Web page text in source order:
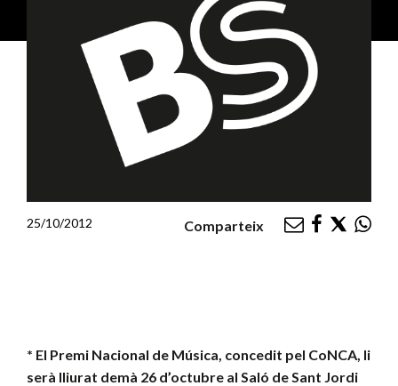
25/10/2012 Comparteix
* El Premi Nacional de Música, concedit pel CoNCA, li
serà lliurat demà 26 d’octubre al Saló de Sant Jordi